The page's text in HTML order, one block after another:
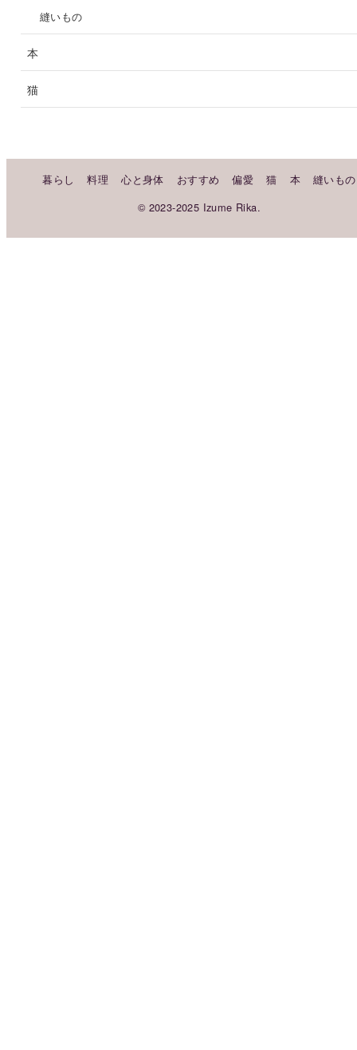
縫いもの
本
猫
暮らし 料理 心と身体 おすすめ 偏愛 猫 本
縫いもの
© 2023-2025 Izume Rika.